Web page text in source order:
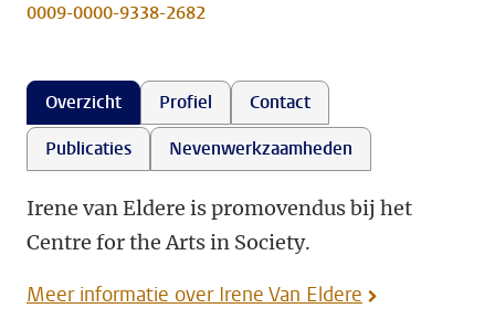
0009-0000-9338-2682
Overzicht Profiel
Contact
Publicaties
Nevenwerkzaamheden
Irene van Eldere is promovendus bij het
Centre for the Arts in Society.
Meer informatie over Irene Van Eldere